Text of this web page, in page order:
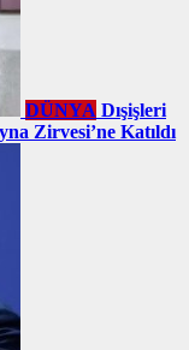
DÜNYA Dışişleri
Zirvesi’ne Katıldı